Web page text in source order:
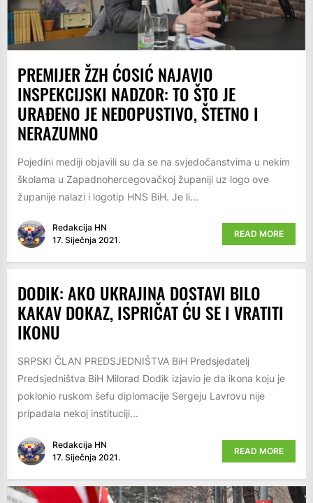
PREMIJER ŽZH ĆOSIĆ NAJAVIO
INSPEKCIJSKI NADZOR: TO ŠTO JE
URAĐENO JE NEDOPUSTIVO, ŠTETNO I
NERAZUMNO
Pojedini mediji objavili su da se na svjedočanstvima u nekim
školama u Zapadnohercegovačkoj županiji uz logo ove
županije nalazi i logotip HNS BiH. Je li...
Redakcija HN
17. Siječnja 2021.
READ MORE
DODIK: AKO UKRAJINA DOSTAVI BILO
KAKAV DOKAZ, ISPRIČAT ĆU SE I VRATITI
IKONU
SRPSKI ČLAN PREDSJEDNIŠTVA BiH Predsjedatelj
Predsjedništva BiH Milorad Dodik izjavio je da ikona koju je
poklonio ruskom šefu diplomacije Sergeju Lavrovu nije
pripadala nekoj instituciji...
Redakcija HN
17. Siječnja 2021.
READ MORE